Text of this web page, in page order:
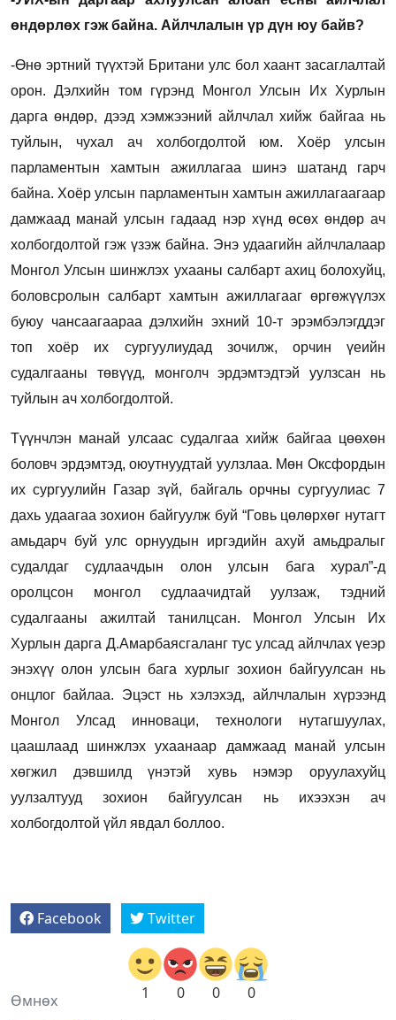
өндөрлөх гэж байна. Айлчлалын үр дүн юу байв?
-Өнө эртний түүхтэй Британи улс бол хаант засаглалтай
орон. Дэлхийн том гүрэнд Монгол Улсын Их Хурлын
дарга өндөр, дээд хэмжээний айлчлал хийж байгаа нь
туйлын, чухал ач холбогдолтой юм. Хоёр улсын
парламентын хамтын ажиллагаа шинэ шатанд гарч
байна. Хоёр улсын парламентын хамтын ажиллагаагаар
дамжаад манай улсын гадаад нэр хүнд өсөх өндөр ач
холбогдолтой гэж үзэж байна. Энэ удаагийн айлчлалаар
Монгол Улсын шинжлэх ухааны салбарт ахиц болохуйц,
боловсролын салбарт хамтын ажиллагааг өргөжүүлэх
буюу чансаагаараа дэлхийн эхний 10-т эрэмбэлэгддэг
топ хоёр их сургуулиудад зочилж, орчин үеийн
судалгааны төвүүд, монголч эрдэмтэдтэй уулзсан нь
туйлын ач холбогдолтой.
Түүнчлэн манай улсаас судалгаа хийж байгаа цөөхөн
боловч эрдэмтэд, оюутнуудтай уулзлаа. Мөн Оксфордын
их сургуулийн Газар зүй, байгаль орчны сургуулиас 7
дахь удаагаа зохион байгуулж буй “Говь цөлөрхөг нутагт
амьдарч буй улс орнуудын иргэдийн ахуй амьдралыг
судалдаг судлаачдын олон улсын бага хурал”-д
оролцсон монгол судлаачидтай уулзаж, тэдний
судалгааны ажилтай танилцсан. Монгол Улсын Их
Хурлын дарга Д.Амарбаясгаланг тус улсад айлчлах үеэр
энэхүү олон улсын бага хурлыг зохион байгуулсан нь
онцлог байлаа. Эцэст нь хэлэхэд, айлчлалын хүрээнд
Монгол Улсад инноваци, технологи нутагшуулах,
цаашлаад шинжлэх ухаанаар дамжаад манай улсын
хөгжил дэвшилд үнэтэй хувь нэмэр оруулахуйц
уулзалтууд зохион байгуулсан нь ихээхэн ач
холбогдолтой үйл явдал боллоо.
Facebook Twitter
1 0 0 0
Өмнөх